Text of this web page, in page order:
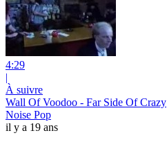
4:29
|
À suivre
Wall Of Voodoo - Far Side Of Crazy
Noise Pop
il y a 19 ans